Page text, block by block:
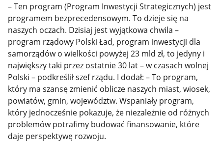
– Ten program (Program Inwestycji Strategicznych) jest
programem bezprecedensowym. To dzieje się na
naszych oczach. Dzisiaj jest wyjątkowa chwila –
program rządowy Polski Ład, program inwestycji dla
samorządów o wielkości powyżej 23 mld zł, to jedyny i
największy taki przez ostatnie 30 lat – w czasach wolnej
Polski – podkreślił szef rządu. I dodał: – To program,
który ma szansę zmienić oblicze naszych miast, wiosek,
powiatów, gmin, województw. Wspaniały program,
który jednocześnie pokazuje, że niezależnie od różnych
problemów potrafimy budować finansowanie, które
daje perspektywę rozwoju.